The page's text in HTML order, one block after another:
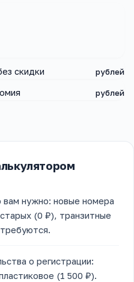
скидки рублей
рублей
нужно: новые номера
(0 ₽), транзитные
о регистрации:
(1 500 ₽).